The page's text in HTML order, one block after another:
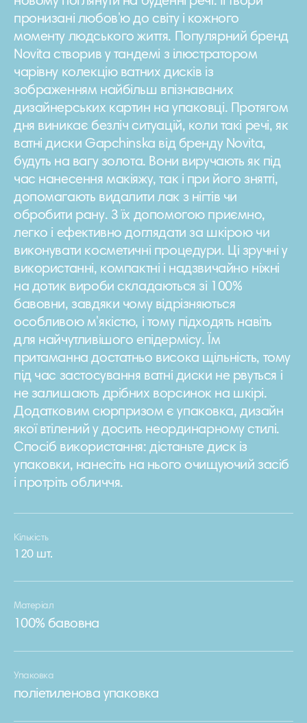
пронизані любов'ю до світу і кожного
моменту людського життя. Популярний бренд
Novita створив у тандемі з ілюстратором
чарівну колекцію ватних дисків із
зображенням найбільш впізнаваних
дизайнерських картин на упаковці. Протягом
дня виникає безліч ситуацій, коли такі речі, як
ватні диски Gapchinska від бренду Novita,
будуть на вагу золота. Вони виручають як під
час нанесення макіяжу, так і при його знятті,
допомагають видалити лак з нігтів чи
обробити рану. З їх допомогою приємно,
легко і ефективно доглядати за шкірою чи
виконувати косметичні процедури. Ці зручні у
використанні, компактні і надзвичайно ніжні
на дотик вироби складаються зі 100%
бавовни, завдяки чому відрізняються
особливою м'якістю, і тому підходять навіть
для найчутливішого епідермісу. Їм
притаманна достатньо висока щільність, тому
під час застосування ватні диски не рвуться і
не залишають дрібних ворсинок на шкірі.
Додатковим сюрпризом є упаковка, дизайн
якої втілений у досить неординарному стилі.
Спосіб використання: дістаньте диск із
упаковки, нанесіть на нього очищуючий засіб
і протріть обличчя.
Кількість
120 шт.
Матеріал
100% бавовна
Упаковка
поліетиленова упаковка